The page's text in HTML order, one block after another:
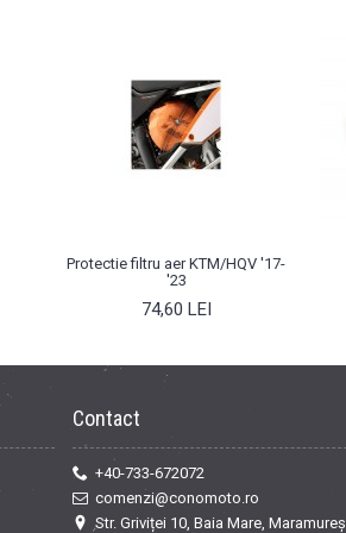
Protectie filtru aer KTM/HQV '17-
'23
74,60 LEI
Contact
+40-733-672072
comenzi@conomoto.ro
Str. Griviței 10, Baia Mare, Maramureș